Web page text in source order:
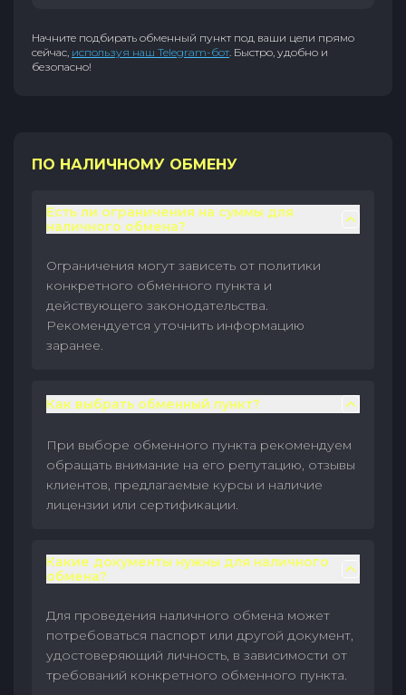
Начните подбирать обменный пункт под ваши цели прямо
сейчас, используя наш Telegram-бот. Быстро, удобно и
безопасно!
ПО НАЛИЧНОМУ ОБМЕНУ
Есть ли ограничения на суммы для
наличного обмена?
Ограничения могут зависеть от политики
конкретного обменного пункта и
действующего законодательства.
Рекомендуется уточнить информацию
заранее.
Как выбрать обменный пункт?
При выборе обменного пункта рекомендуем
обращать внимание на его репутацию, отзывы
клиентов, предлагаемые курсы и наличие
лицензии или сертификации.
Какие документы нужны для наличного
обмена?
Для проведения наличного обмена может
потребоваться паспорт или другой документ,
удостоверяющий личность, в зависимости от
требований конкретного обменного пункта.